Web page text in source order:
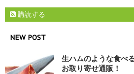
購読する
NEW POST
生ハムのような食べ
お取り寄せ通販！